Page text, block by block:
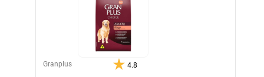
Granplus 4.8